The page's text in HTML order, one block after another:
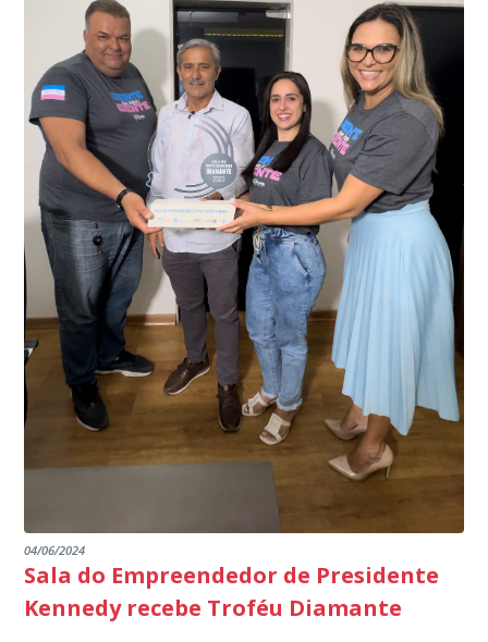
conta do sistema de videomonitoramento instalado
recentemente em todo o município de Presidente
Kennedy, o sistema é integrado com outros municípios
do país, sendo possível a identificação de veículos por
meio do cruzamento de informações, nesse caso
específico, com dados de uma cidade do Estado do Rio
de Janeiro.
“Mais de 100 câmeras foram instaladas na sede e no
interior de Presidente Kennedy, garantindo mais
segurança à população, seja nas ruas, no comércio, os
produtores agropecuários. Estamos no rumo certo,
parabéns a todos os servidores que contribuem para a
segurança da nossa cidade”, destaca o prefeito Dorlei
Fontão.
04/06/2024
Sala do Empreendedor de Presidente
Kennedy recebe Troféu Diamante